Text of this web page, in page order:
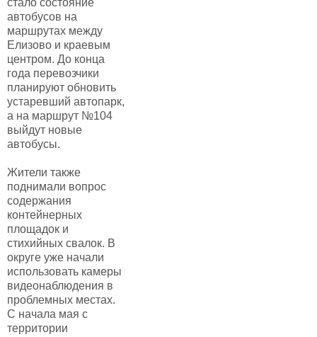
автобусов на
маршрутах между
Елизово и краевым
центром. До конца
года перевозчики
планируют обновить
устаревший автопарк,
а на маршрут №104
выйдут новые
автобусы.
Жители также
поднимали вопрос
содержания
контейнерных
площадок и
стихийных свалок. В
округе уже начали
использовать камеры
видеонаблюдения в
проблемных местах.
С начала мая с
территории